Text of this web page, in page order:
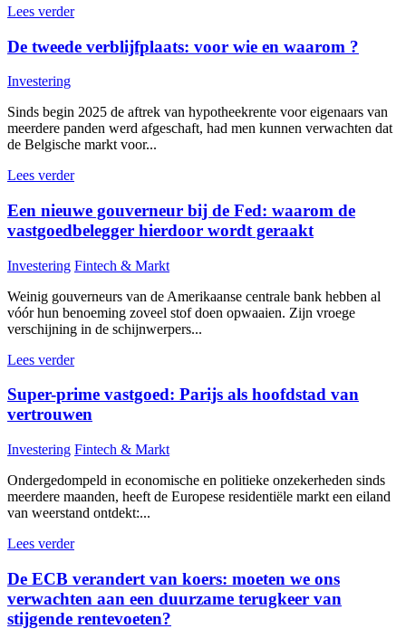
Lees verder
De tweede verblijfplaats: voor wie en waarom ?
Investering
Sinds begin 2025 de aftrek van hypotheekrente voor eigenaars van
meerdere panden werd afgeschaft, had men kunnen verwachten dat
de Belgische markt voor...
Lees verder
Een nieuwe gouverneur bij de Fed: waarom de
vastgoedbelegger hierdoor wordt geraakt
Investering Fintech & Markt
Weinig gouverneurs van de Amerikaanse centrale bank hebben al
vóór hun benoeming zoveel stof doen opwaaien. Zijn vroege
verschijning in de schijnwerpers...
Lees verder
Super-prime vastgoed: Parijs als hoofdstad van
vertrouwen
Investering Fintech & Markt
Ondergedompeld in economische en politieke onzekerheden sinds
meerdere maanden, heeft de Europese residentiële markt een eiland
van weerstand ontdekt:...
Lees verder
De ECB verandert van koers: moeten we ons
verwachten aan een duurzame terugkeer van
stijgende rentevoeten?